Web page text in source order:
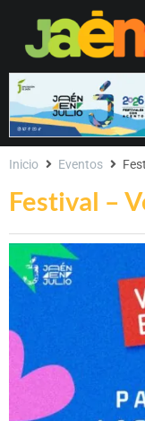
Festival –
Inicio Eventos